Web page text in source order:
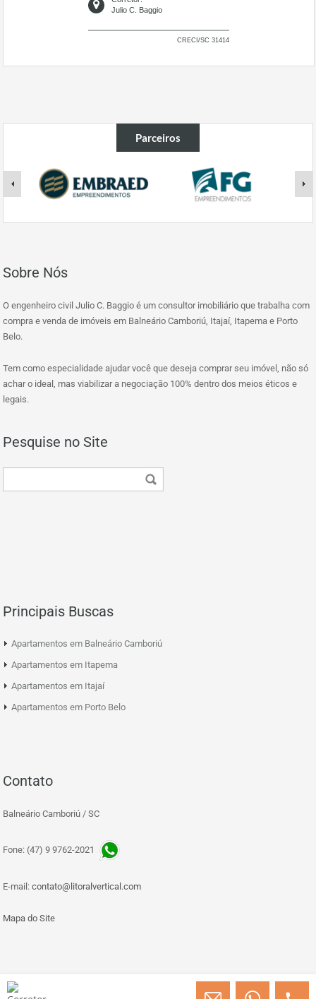
Julio C. Baggio
CRECI/SC 31414
Parceiros
Sobre Nós
O engenheiro civil Julio C. Baggio é um consultor imobiliário que trabalha com
compra e venda de imóveis em Balneário Camboriú, Itajaí, Itapema e Porto
Belo.
Tem como especialidade ajudar você que deseja comprar seu imóvel, não só
achar o ideal, mas viabilizar a negociação 100% dentro dos meios éticos e
legais.
Pesquise no Site
Principais Buscas
Apartamentos em Balneário Camboriú
Apartamentos em Itapema
Apartamentos em Itajaí
Apartamentos em Porto Belo
Contato
Balneário Camboriú / SC
Fone: (47) 9 9762-2021
E-mail: contato@litoralvertical.com
Mapa do Site